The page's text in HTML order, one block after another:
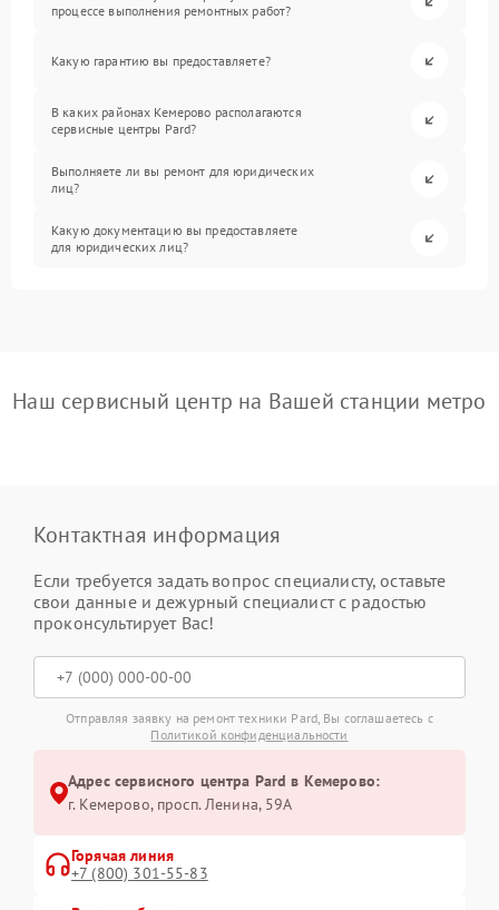
процессе выполнения ремонтных работ?
Какую гарантию вы предоставляете?
В каких районах Кемерово располагаются
сервисные центры Pard?
Выполняете ли вы ремонт для юридических
лиц?
Какую документацию вы предоставляете
для юридических лиц?
Наш сервисный центр на Вашей станции метро
Контактная информация
Если требуется задать вопрос специалисту, оставьте
свои данные и дежурный специалист с радостью
проконсультирует Вас!
Отправляя заявку на ремонт техники Pard, Вы соглашаетесь с
Политикой конфиденциальности
Адрес сервисного центра Pard в Кемерово:
г. Кемерово, просп. Ленина, 59А
Горячая линия
+7 (800) 301-55-83